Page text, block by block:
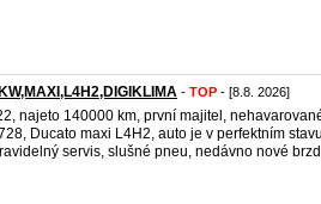
- TOP - [8.8. 2026]
najeto 140000 km, první majitel,​
Ducato maxi L4H2,​ auto je v perfektním
servis,​ slušné pneu,​ nedávno nové